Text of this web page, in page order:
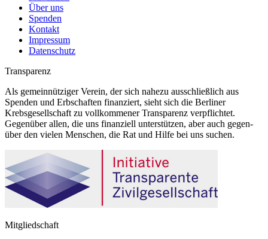
Über uns
Spenden
Kontakt
Impressum
Datenschutz
Transparenz
Als gemeinnütziger Verein, der sich nahezu ausschließlich aus
Spenden und Erbschaften finanziert, sieht sich die Berliner
Krebsgesellschaft zu vollkommener Transparenz verpflichtet.
Gegenüber allen, die uns finanziell unterstützen, aber auch gegen-
über den vielen Menschen, die Rat und Hilfe bei uns suchen.
Mitgliedschaft